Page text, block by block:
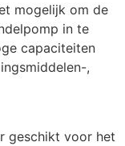
mogelijk om de
in te
capaciteiten
,
geschikt voor het